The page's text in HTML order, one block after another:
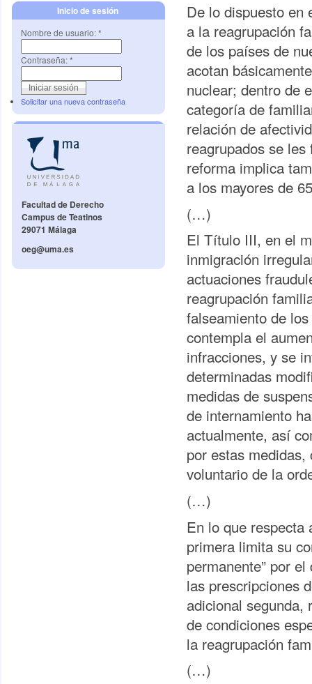
Inicio de sesión
Nombre de usuario:*
Contraseña:*
Solicitar una nueva contraseña
Facultad de Derecho
Campus de Teatinos
29071 Málaga
oeg@uma.es
De lo dispuesto en
a la reagrupación
de los países de
acotan
nuclear; dentro de
categoría de
relación de
reagrupados se
reforma implica
a los mayores de
(…)
El Título III, en el
inmigración
actuaciones
reagrupación
falseamiento de
contempla el
infracciones, y se
determinadas
medidas de
de internamiento
actualmente, así
por estas
voluntario de la
(…)
En lo que respecta
primera limita su
permanente” por
las prescripciones
adicional segunda,
de condiciones
la reagrupación
(…)